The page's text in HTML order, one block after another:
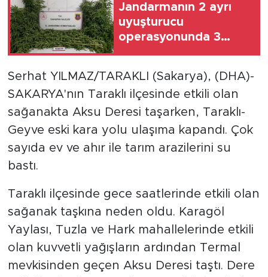
Jandarmanın 2 ayrı
uyuşturucu
operasyonunda 3
Serhat YILMAZ/TARAKLI (Sakarya), (DHA)-
SAKARYA'nın Taraklı ilçesinde etkili olan
sağanakta Aksu Deresi taşarken, Taraklı-
Geyve eski kara yolu ulaşıma kapandı. Çok
sayıda ev ve ahır ile tarım arazilerini su
bastı.
Taraklı ilçesinde gece saatlerinde etkili olan
sağanak taşkına neden oldu. Karagöl
Yaylası, Tuzla ve Hark mahallelerinde etkili
olan kuvvetli yağışların ardından Termal
mevkisinden geçen Aksu Deresi taştı. Dere